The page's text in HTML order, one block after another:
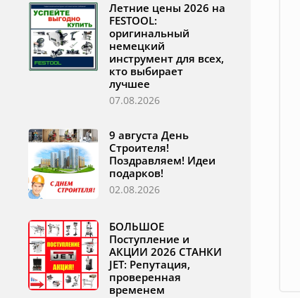
Летние цены 2026 на
FESTOOL:
оригинальный
немецкий
инструмент для всех,
кто выбирает
лучшее
07.08.2026
9 августа День
Строителя!
Поздравляем! Идеи
подарков!
02.08.2026
БОЛЬШОЕ
Поступление и
АКЦИИ 2026 СТАНКИ
JET: Репутация,
проверенная
временем